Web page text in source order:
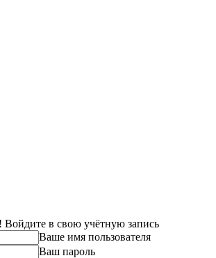
Войдите в свою учётную запись
Ваше имя пользователя
Ваш пароль